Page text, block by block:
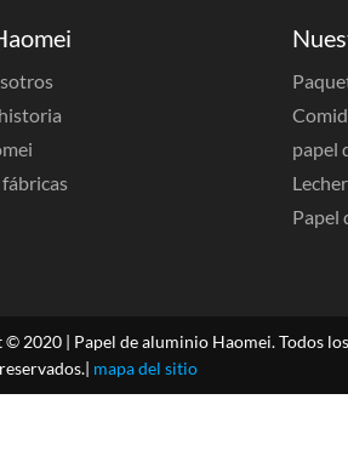
papel
Papel
2020 | Papel de aluminio Haomei. Todos los
mapa del sitio